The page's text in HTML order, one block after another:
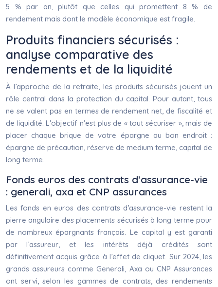
5 % par an, plutôt que celles qui promettent 8 % de
rendement mais dont le modèle économique est fragile.
Produits financiers sécurisés :
analyse comparative des
rendements et de la liquidité
À l’approche de la retraite, les produits sécurisés jouent un
rôle central dans la protection du capital. Pour autant, tous
ne se valent pas en termes de rendement net, de fiscalité et
de liquidité. L’objectif n’est plus de « tout sécuriser », mais de
placer chaque brique de votre épargne au bon endroit :
épargne de précaution, réserve de medium terme, capital de
long terme.
Fonds euros des contrats d’assurance-vie
: generali, axa et CNP assurances
Les fonds en euros des contrats d’assurance-vie restent la
pierre angulaire des placements sécurisés à long terme pour
de nombreux épargnants français. Le capital y est garanti
par l’assureur, et les intérêts déjà crédités sont
définitivement acquis grâce à l’effet de cliquet. Sur 2024, les
grands assureurs comme Generali, Axa ou CNP Assurances
ont servi, selon les gammes de contrats, des rendements